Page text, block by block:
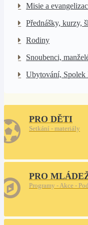
Misie a
Přednášky, kurzy,
Rodiny
Snoubenci,
Ubytování, Spolek
PRO DĚTI
Setkání - materiály
PRO
Programy - Akce -